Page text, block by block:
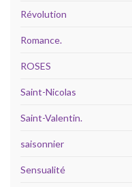
Révolution
Romance.
ROSES
Saint-Nicolas
Saint-Valentin.
saisonnier
Sensualité